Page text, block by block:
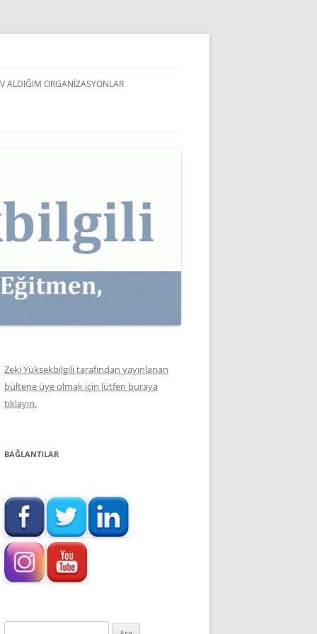
ALDIĞIM ORGANIZASYONLAR
Zeki Yüksekbilgili tarafından yayınlanan
bültene üye olmak için lütfen buraya
tıklayın.
BAĞLANTILAR